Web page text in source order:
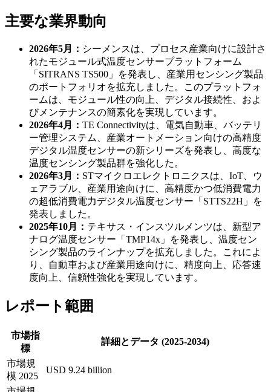
主要な業界動向
2026年5月： シーメンスは、プロセス産業向けに設計さ
れたモジュール式温度センサープラットフォーム
「SITRANS TS500」を発表し、産業用センシング製品
のポートフォリオを拡充しました。このプラットフォ
ームは、モジュール性の向上、デジタル接続性、およ
びメンテナンスの簡素化を実現しています。
2026年4月： TE Con​​nectivityは、電気自動車、バッテリ
ー管理システム、産業オートメーション向けの高精度
デジタル温度センサーの新シリーズを発表し、高度な
温度センシング製品群を強化した。
2026年3月： STマイクロエレクトロニクスは、IoT、ウ
ェアラブル、産業用途向けに、高精度かつ低消費電力
の超低消費電力デジタル温度センサー「STTS22H」を
発表しました。
2025年10月： テキサス・インスツルメンツは、新型ア
ナログ温度センサー「TMP14x」を発表し、温度セン
シング製品のラインナップを拡充しました。これによ
り、自動車および産業用途向けに、精度向上、応答速
度向上、信頼性強化を実現しています。
レポート範囲
市場指
標
詳細とデータ (2025-2034)
市場規
模 2025
USD 9.24 billion